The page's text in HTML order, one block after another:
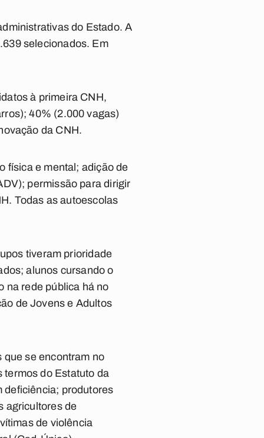
do Estado. A
selecionados. Em
à primeira CNH,
40% (2.000 vagas)
da CNH.
física e mental; adição de
permissão para dirigir
Todas as autoescolas
tiveram prioridade
alunos cursando o
na rede pública há no
de Jovens e Adultos
se encontram no
termos do Estatuto da
deficiência; produtores
agricultores de
de violência